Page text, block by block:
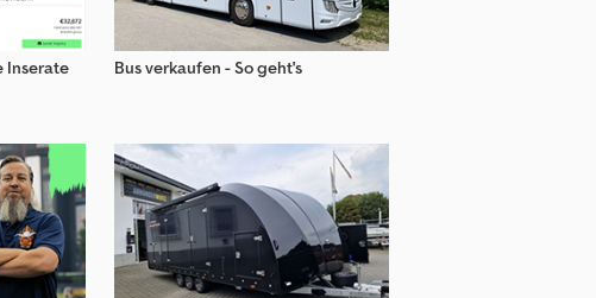
Inserate Bus verkaufen - So geht's